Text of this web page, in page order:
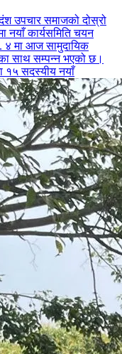
उपचार समाजको दोस्रो
नयाँ कार्यसमिति चयन
४ मा आज सामुदायिक
साथ सम्पन्न भएको छ।
१५ सदस्यीय नयाँ